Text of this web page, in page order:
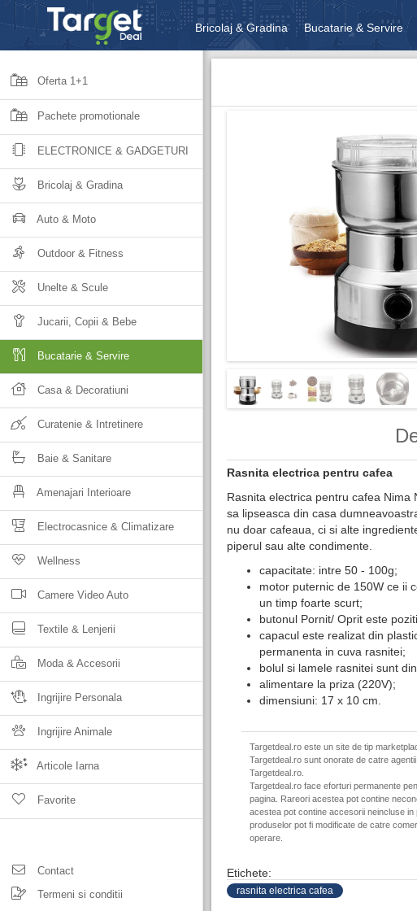
Bricolaj & Gradina Bucatarie & Servire
Unelte & Scule Jucarii, Copii & Bebe
Oferta 1+1
Pachete promotionale
ELECTRONICE & GADGETURI
Bricolaj & Gradina
Auto & Moto
Outdoor & Fitness
Unelte & Scule
Jucarii, Copii & Bebe
Bucatarie & Servire
Casa & Decoratiuni
Curatenie & Intretinere
Baie & Sanitare
Amenajari Interioare
Electrocasnice & Climatizare
Wellness
Camere Video Auto
Textile & Lenjerii
Moda & Accesorii
Ingrijire Personala
Ingrijire Animale
Articole Iarna
Favorite
Contact
Termeni si conditii
Rasnita electrica pentru cafea
Rasnita electrica pentru cafea
sa lipseasca din casa
nu doar cafeaua, ci si alte
piperul sau alte condimente.
capacitate: intre 50 - 100g;
motor puternic de 150W ce ii
un timp foarte scurt;
butonul Pornit/ Oprit este
capacul este realizat din
permanenta in cuva rasnitei;
bolul si lamele rasnitei sunt
alimentare la priza (220V);
dimensiuni: 17 x 10 cm.
Targetdeal.ro este un site de tip
Targetdeal.ro sunt onorate de catre
Targetdeal.ro.
Targetdeal.ro face eforturi permanente
pagina. Rareori acestea pot contine
acestea pot contine accesorii neincluse
produselor pot fi modificate de catre
operare.
Etichete:
rasnita electrica cafea